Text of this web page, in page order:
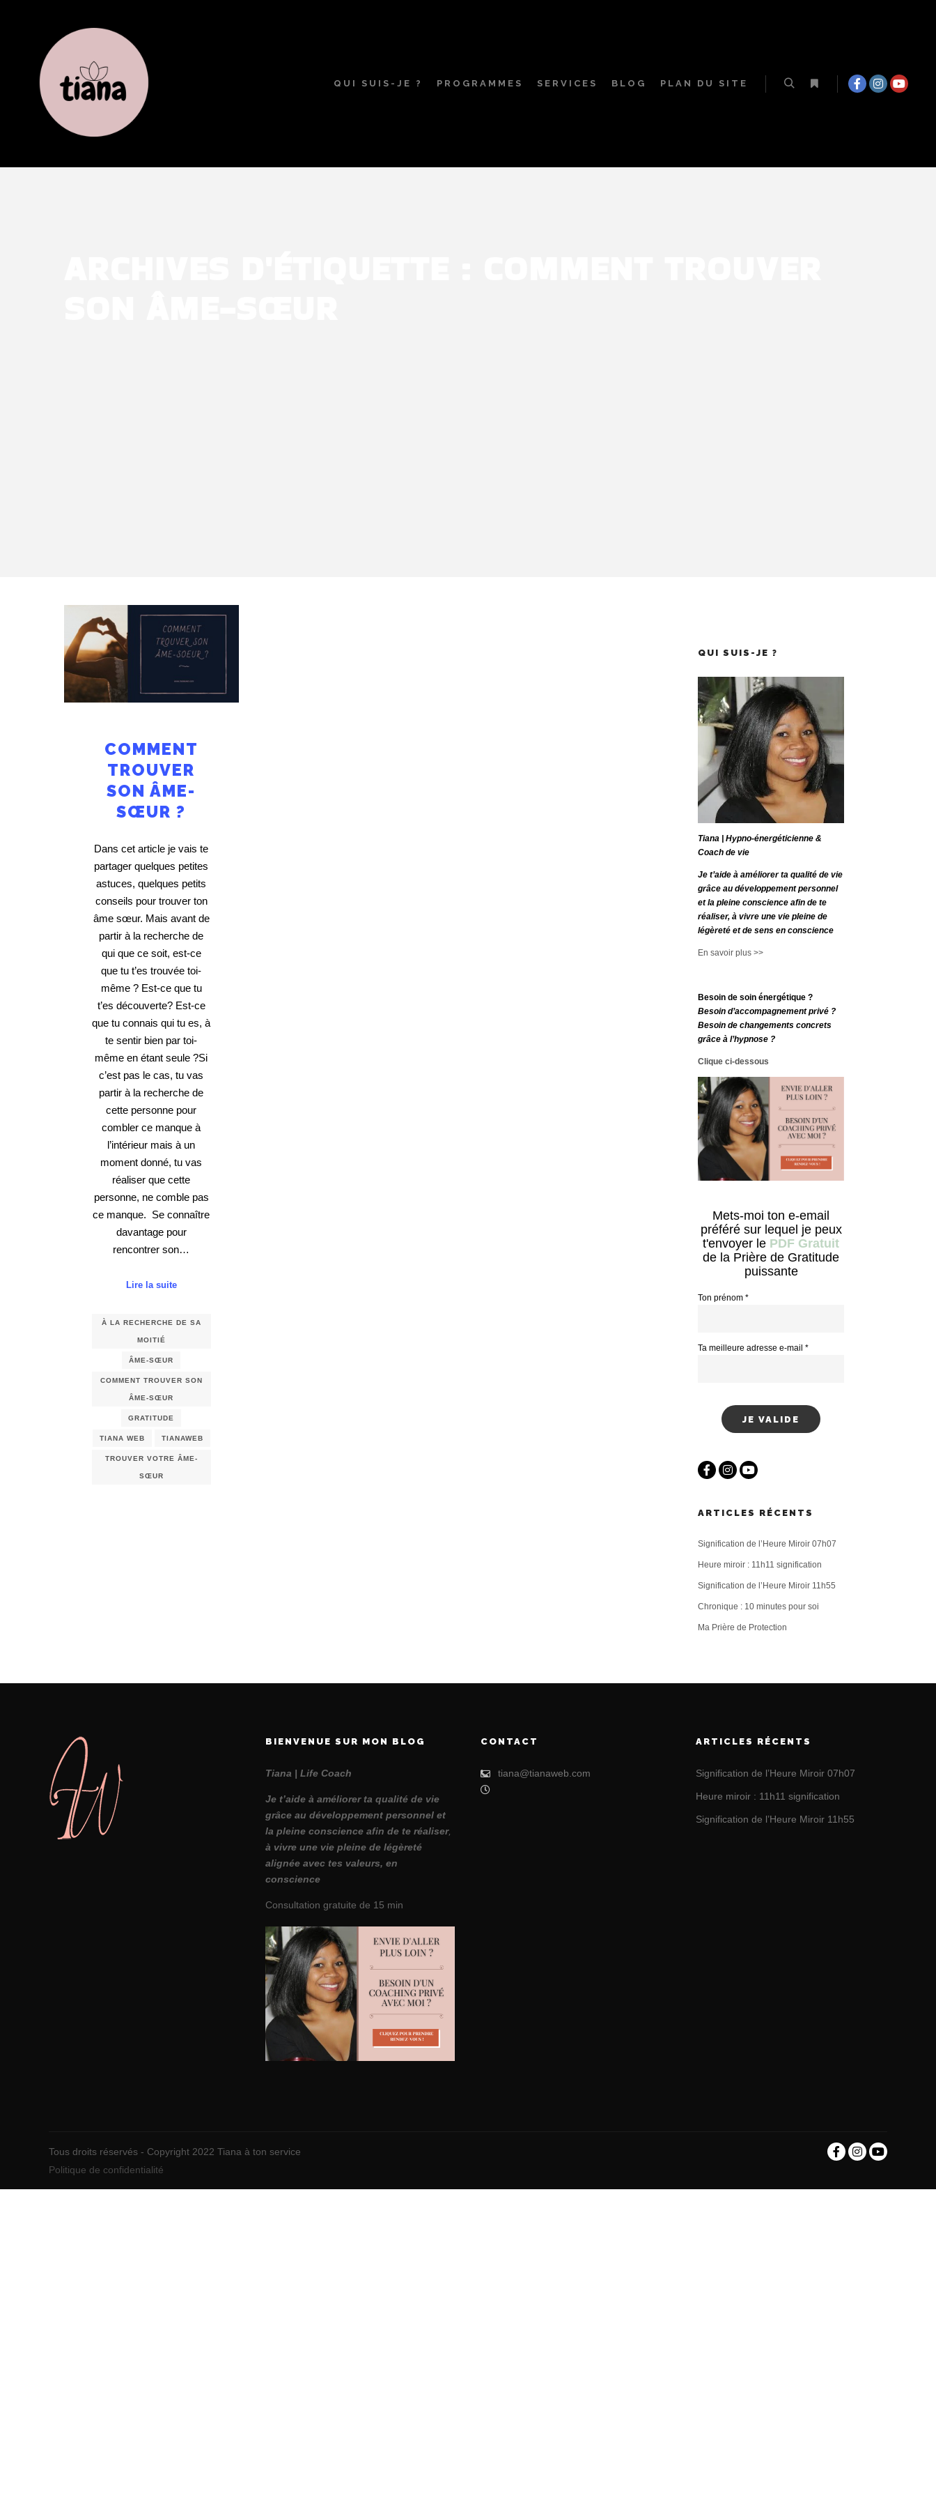
QUI SUIS-JE ? PROGRAMMES SERVICES BLOG PLAN DU SITE
COMMENT
TROUVER
SON ÂME-
SŒUR ?
Dans cet article je vais te
partager quelques petites
astuces, quelques petits
conseils pour trouver ton
âme sœur. Mais avant de
partir à la recherche de
qui que ce soit, est-ce
que tu t’es trouvée toi-
même ? Est-ce que tu
t’es découverte? Est-ce
que tu connais qui tu es, à
te sentir bien par toi-
même en étant seule ?Si
c’est pas le cas, tu vas
partir à la recherche de
cette personne pour
combler ce manque à
l’intérieur mais à un
moment donné, tu vas
réaliser que cette
personne, ne comble pas
ce manque. Se connaître
davantage pour
rencontrer son…
Lire la suite
À LA RECHERCHE DE SA
MOITIÉ
ÂME-SŒUR
COMMENT TROUVER SON
ÂME-SŒUR
GRATITUDE
TIANA WEB TIANAWEB
TROUVER VOTRE ÂME-
SŒUR
QUI SUIS-JE ?
Tiana | Hypno-énergéticienne &
Coach de vie
Je t’aide à améliorer ta qualité de vie
grâce au développement personnel
et la pleine conscience afin de te
réaliser, à vivre une vie pleine de
légèreté et de sens en conscience
En savoir plus >>
Besoin de soin énergétique ?
Besoin d’accompagnement privé ?
Besoin de changements concrets
grâce à l’hypnose ?
Clique ci-dessous
Mets-moi ton e-email
préféré sur lequel je peux
t'envoyer le PDF Gratuit
de la Prière de Gratitude
puissante
Ton prénom *
Ta meilleure adresse e-mail *
ARTICLES RÉCENTS
Signification de l’Heure Miroir 07h07
Heure miroir : 11h11 signification
Signification de l’Heure Miroir 11h55
Chronique : 10 minutes pour soi
Ma Prière de Protection
BIENVENUE SUR MON BLOG
Tiana | Life Coach
Je t’aide à améliorer ta qualité de vie
grâce au développement personnel et
la pleine conscience afin de te réaliser,
à vivre une vie pleine de légèreté
alignée avec tes valeurs, en
conscience
Consultation gratuite de 15 min
CONTACT
tiana@tianaweb.com
ARTICLES RÉCENTS
Signification de l’Heure Miroir 07h07
Heure miroir : 11h11 signification
Signification de l’Heure Miroir 11h55
Tous droits réservés - Copyright 2022 Tiana à ton service
Politique de confidentialité